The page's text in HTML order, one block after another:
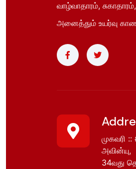
வாழ்வாதாரம்,
அனைத்தும் உயர்வு
முகவரி
அவின்யு,
34வது